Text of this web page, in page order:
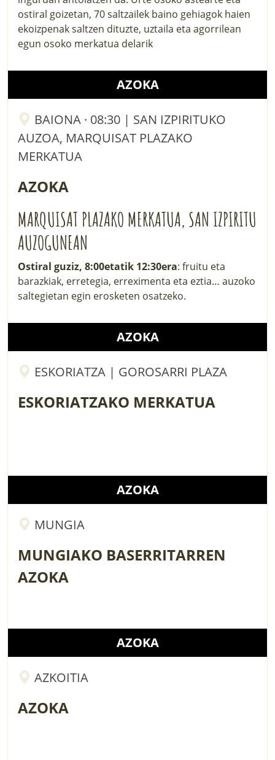
ostiral goizetan, 70 saltzailek baino gehiagok haien
ekoizpenak saltzen dituzte, uztaila eta agorrilean
egun osoko merkatua delarik
AZOKA
BAIONA · 08:30 | SAN IZPIRITUKO
AUZOA, MARQUISAT PLAZAKO
MERKATUA
AZOKA
MARQUISAT PLAZAKO MERKATUA, SAN IZPIRITU
AUZOGUNEAN
Ostiral guziz, 8:00etatik 12:30era: fruitu eta
barazkiak, erretegia, erreximenta eta eztia… auzoko
saltegietan egin erosketen osatzeko.
AZOKA
ESKORIATZA | GOROSARRI PLAZA
ESKORIATZAKO MERKATUA
AZOKA
MUNGIA
MUNGIAKO BASERRITARREN
AZOKA
AZOKA
AZKOITIA
AZOKA